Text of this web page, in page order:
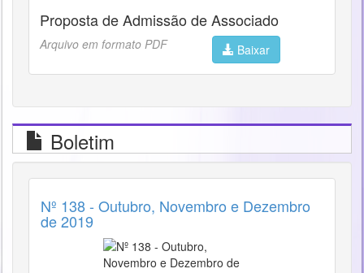
Proposta de Admissão de Associado
Arquivo em formato PDF Baixar
Boletim
Nº 138 - Outubro, Novembro e Dezembro
de 2019